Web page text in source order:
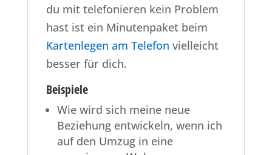
du mit telefonieren kein Problem
hast ist ein Minutenpaket beim
Kartenlegen am Telefon vielleicht
besser für dich.
Beispiele
Wie wird sich meine neue
Beziehung entwickeln, wenn ich
auf den Umzug in eine